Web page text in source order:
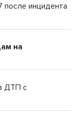
после инцидента
на
ДТП с